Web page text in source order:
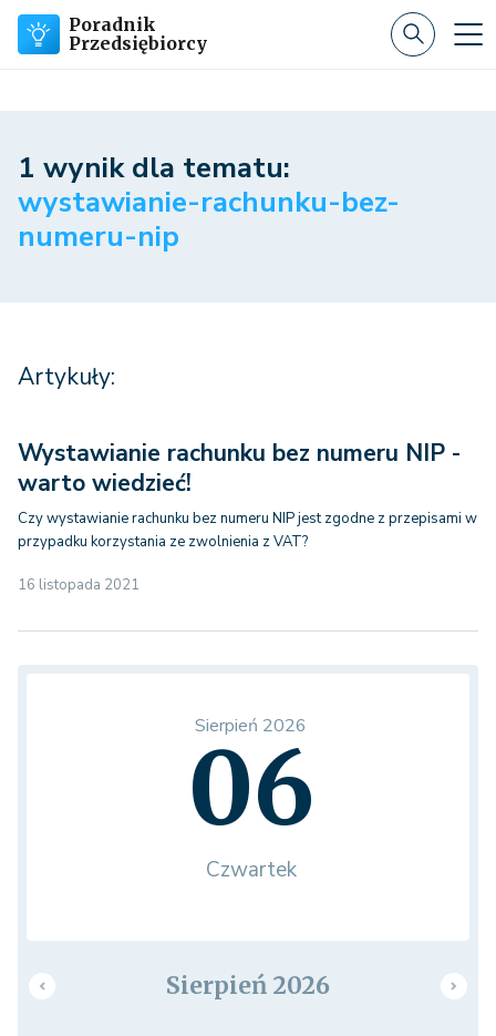
Poradnik
Przedsiębiorcy
1 wynik dla tematu:
wystawianie-rachunku-bez-
numeru-nip
Artykuły:
Wystawianie rachunku bez numeru NIP -
warto wiedzieć!
Czy wystawianie rachunku bez numeru NIP jest zgodne z przepisami w
przypadku korzystania ze zwolnienia z VAT?
16 listopada 2021
Sierpień 2026
06
Czwartek
Sierpień 2026